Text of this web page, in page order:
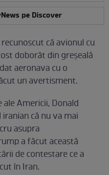
pe Discover
că avionul cu
doborât din greşeală
aeronava cu o
un avertisment.
Americii, Donald
că nu va mai
asupra
a făcut această
de contestare ce a
în Iran.